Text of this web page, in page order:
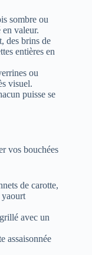
sombre ou
valeur.
des brins de
entières en
ou
visuel.
puisse se
vos bouchées
de carotte,
yaourt
avec un
assaisonnée